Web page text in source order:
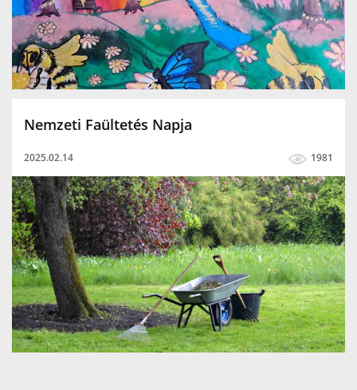
Nemzeti Faültetés Napja
2025.02.14 1981